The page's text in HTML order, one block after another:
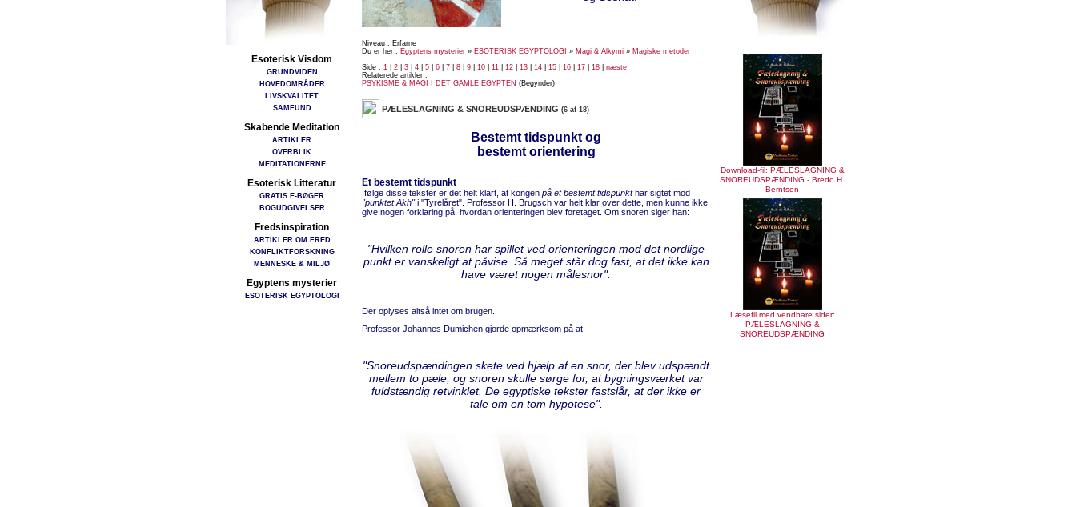
Esoterisk Visdom
GRUNDVIDEN
HOVEDOMRÅDER
LIVSKVALITET
SAMFUND
Skabende Meditation
ARTIKLER
OVERBLIK
MEDITATIONERNE
Esoterisk Litteratur
GRATIS E-BØGER
BOGUDGIVELSER
Fredsinspiration
ARTIKLER OM FRED
KONFLIKTFORSKNING
MENNESKE & MILJØ
Egyptens mysterier
ESOTERISK EGYPTOLOGI
Niveau : Erfarne
Du er her : Egyptens mysterier » ESOTERISK EGYPTOLOGI » Magi & Alkymi » Magiske metoder
Side : 1 2 3 4 5 6 7 8 9 10 11 12 13 14 15 16 17 18
næste
Relaterede artikler :
PSYKISME & MAGI I DET GAMLE EGYPTEN (Begynder)
PÆLESLAGNING & SNOREUDSPÆNDING (6 af 18)
Bestemt tidspunkt og
bestemt orientering
Et bestemt tidspunkt
Ifølge disse tekster er det helt klart, at kongen på et bestemt tidspunkthar sigtet mod
"punktet Akh"i "Tyrelåret". Professor H. Brugsch var helt klar over dette, men kunne ikke
give nogen forklaring på, hvordan orienteringen blev foretaget. Om snoren siger han:
"Hvilken rolle snoren har spillet ved orienteringen mod det nordlige
punkt er vanskeligt at påvise. Så meget står dog fast, at det ikke kan
have været nogen målesnor".
Der oplyses altså intet om brugen.
Professor Johannes Dumichen gjorde opmærksom på at:
"Snoreudspændingen skete ved hjælp af en snor, der blev udspændt
mellem to pæle, og snoren skulle sørge for, at bygningsværket var
fuldstændig retvinklet. De egyptiske tekster fastslår, at der ikke er
tale om en tom hypotese".
Download-fil: PÆLESLAGNING &
SNOREUDSPÆNDING - Bredo H.
Berntsen
Læsefil med vendbare sider:
PÆLESLAGNING &
SNOREUDSPÆNDING